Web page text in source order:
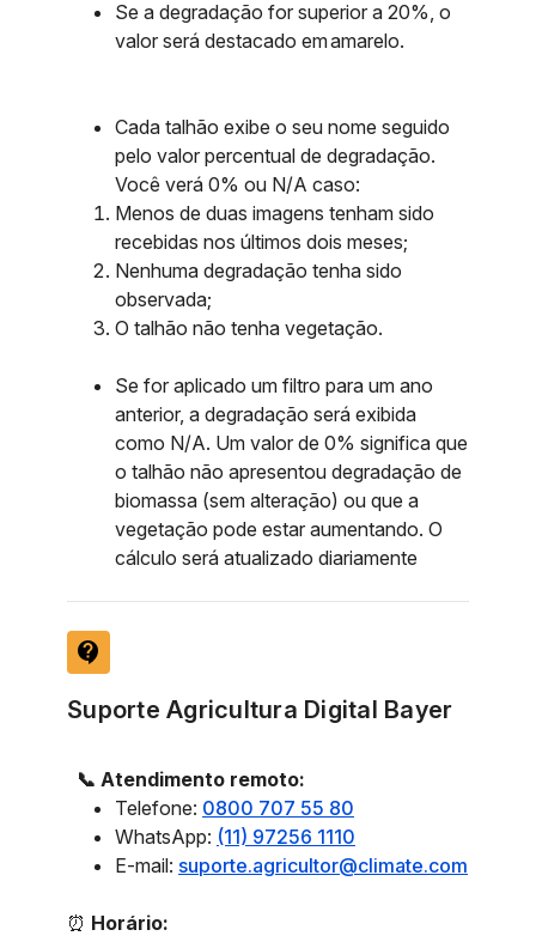
Se a degradação for superior a 20%, o
valor será destacado em amarelo.
Cada talhão exibe o seu nome seguido
pelo valor percentual de degradação.
Você verá 0% ou N/A caso:
Menos de duas imagens tenham sido
recebidas nos últimos dois meses;
Nenhuma degradação tenha sido
observada;
O talhão não tenha vegetação.
Se for aplicado um filtro para um ano
anterior, a degradação será exibida
como N/A. Um valor de 0% significa que
o talhão não apresentou degradação de
biomassa (sem alteração) ou que a
vegetação pode estar aumentando. O
cálculo será atualizado diariamente
contact_support
Suporte Agricultura Digital Bayer
📞 Atendimento remoto:
Telefone: 0800 707 55 80
WhatsApp: (11) 97256 1110
E-mail: suporte.agricultor@climate.com
⏰ Horário: